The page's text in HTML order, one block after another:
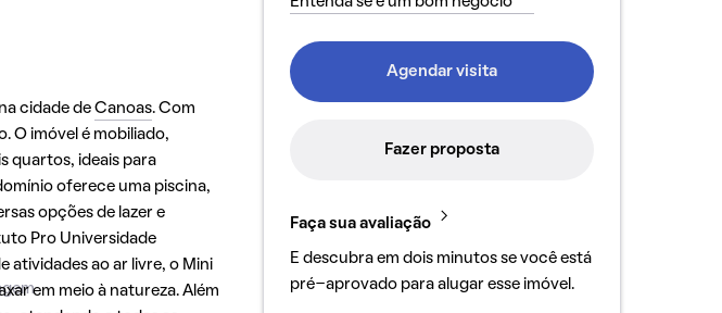
cidade de Canoas. Com
O imóvel é mobiliado,
quartos, ideais para
oferece uma piscina,
opções de lazer e
Pro Universidade
atividades ao ar livre, o Mini
em meio à natureza. Além
Agendar visita
Fazer proposta
Faça sua avaliação
E descubra em dois minutos se você está
pré-aprovado para alugar esse imóvel.